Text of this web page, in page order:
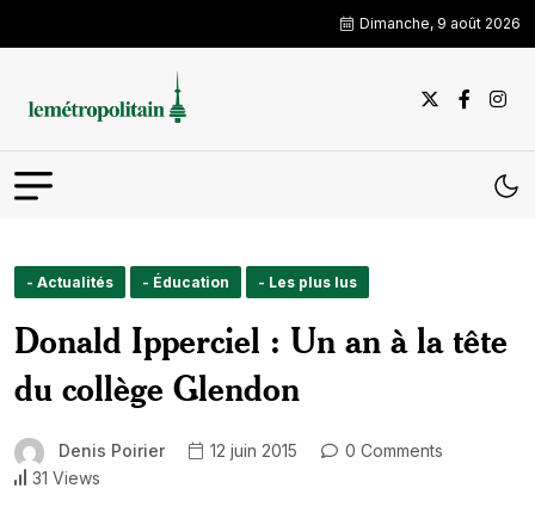
Dimanche, 9 août 2026
- Actualités - Éducation - Les plus lus
Donald Ipperciel : Un an à la tête
du collège Glendon
Denis Poirier 12 juin 2015
0 Comments
31 Views